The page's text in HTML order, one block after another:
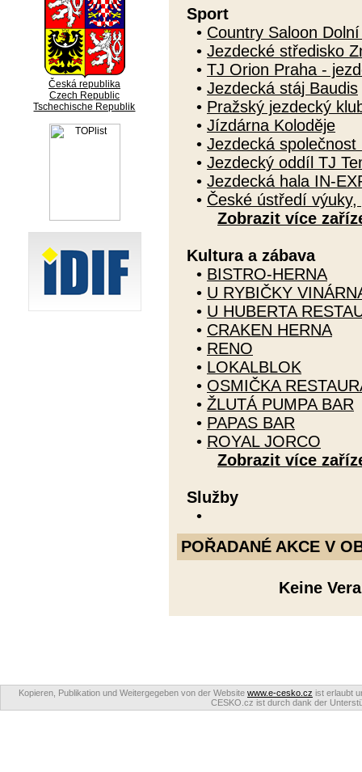
Česká republika
Czech Republic
Tschechische Republik
Sport
• Country Saloon
• Jezdecké středisko
• TJ Orion Praha -
• Jezdecká stáj Baudis
• Pražský jezdecký
• Jízdárna Koloděje
• Jezdecká společnost
• Jezdecký oddíl TJ
• Jezdecká hala IN-
• České ústředí
Zobrazit více
Kultura a zábava
• BISTRO-HERNA
• U RYBIČKY
• U HUBERTA
• CRAKEN HERNA
• RENO
• LOKALBLOK
• OSMIČKA
• ŽLUTÁ PUMPA BAR
• PAPAS BAR
• ROYAL JORCO
Zobrazit více
Služby
•
POŘADANÉ AKCE V
Keine
Kopieren, Publikation und Weitergegeben von der Website www.e-cesko.cz ist erlaubt
CESKO.cz ist durch dank der